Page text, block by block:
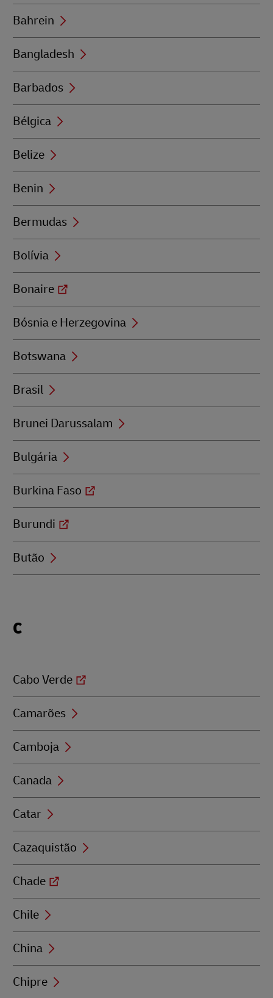
Bahrein
Bangladesh
Barbados
Bélgica
Belize
Benin
Bermudas
Bolívia
Bonaire
Bósnia e Herzegovina
Botswana
Brasil
Brunei Darussalam
Bulgária
Burkina Faso
Burundi
Butão
beginning
C
Cabo Verde
Camarões
Camboja
Canada
Catar
Cazaquistão
Chade
Chile
China
Chipre